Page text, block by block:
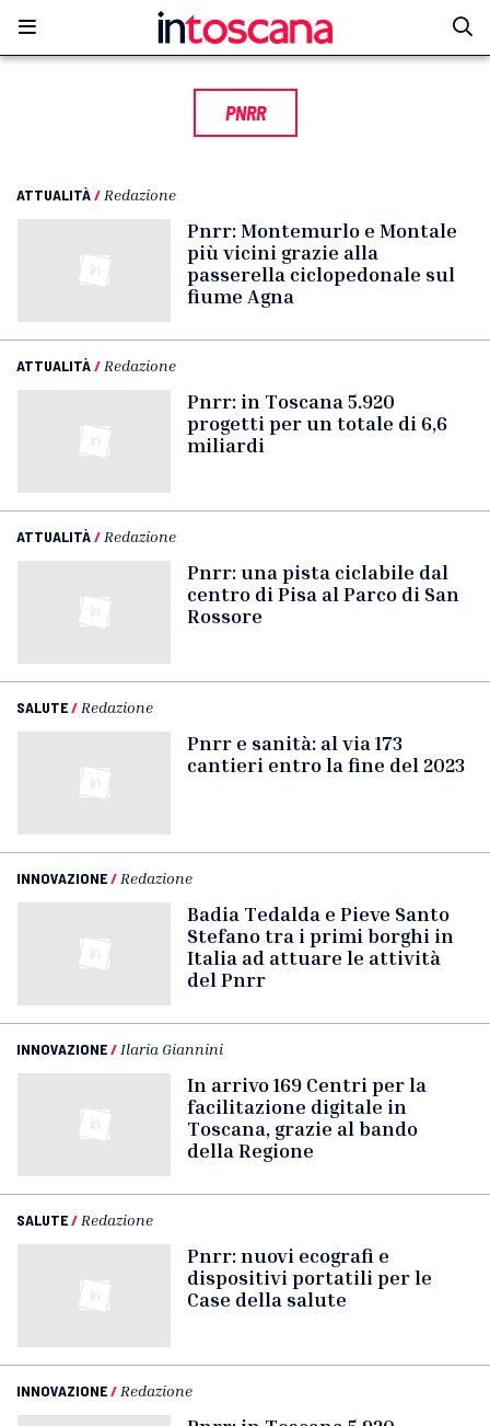
PNRR
ATTUALITÀ/ Redazione
Pnrr: Montemurlo e Montale
più vicini grazie alla
passerella ciclopedonale sul
fiume Agna
ATTUALITÀ/ Redazione
Pnrr: in Toscana 5.920
progetti per un totale di 6,6
miliardi
ATTUALITÀ/ Redazione
Pnrr: una pista ciclabile dal
centro di Pisa al Parco di San
Rossore
SALUTE/ Redazione
Pnrr e sanità: al via 173
cantieri entro la fine del 2023
INNOVAZIONE/ Redazione
Badia Tedalda e Pieve Santo
Stefano tra i primi borghi in
Italia ad attuare le attività
del Pnrr
INNOVAZIONE/ Ilaria Giannini
In arrivo 169 Centri per la
facilitazione digitale in
Toscana, grazie al bando
della Regione
SALUTE/ Redazione
Pnrr: nuovi ecografi e
dispositivi portatili per le
Case della salute
INNOVAZIONE/ Redazione